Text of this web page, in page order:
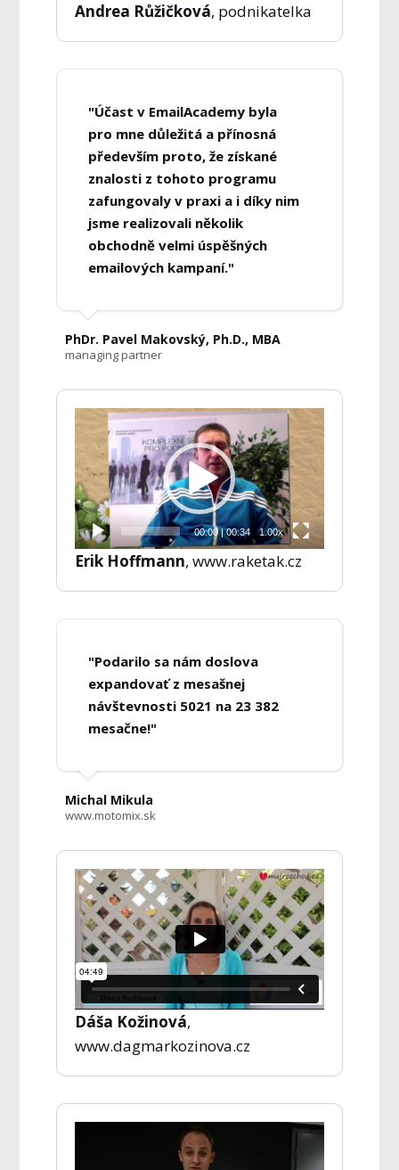
Andrea Růžičková, podnikatelka
"Účast v EmailAcademy byla
pro mne důležitá a přínosná
především proto, že získané
znalosti z tohoto programu
zafungovaly v praxi a i díky nim
jsme realizovali několik
obchodně velmi úspěšných
emailových kampaní."
PhDr. Pavel Makovský, Ph.D., MBA
managing partner
Video
přehrávač
00:00|00:34 1.00x
Erik Hoffmann, www.raketak.cz
"Podarilo sa nám doslova
expandovať z mesašnej
návštevnosti 5021 na 23 382
mesačne!"
Michal Mikula
www.motomix.sk
Dáša Kožinová,
www.dagmarkozinova.cz